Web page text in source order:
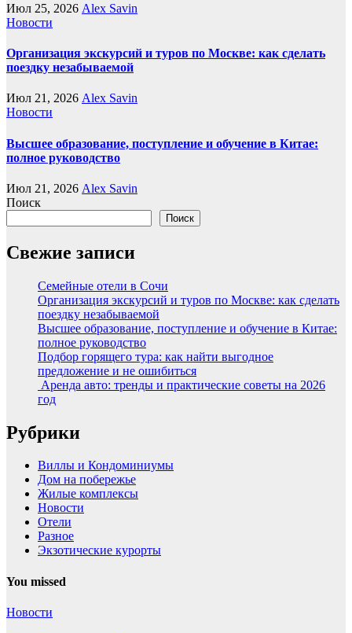
Июл 25, 2026 Alex Savin
Новости
Организация экскурсий и туров по Москве: как сделать
поездку незабываемой
Июл 21, 2026 Alex Savin
Новости
Высшее образование, поступление и обучение в Китае:
полное руководство
Июл 21, 2026 Alex Savin
Поиск
Поиск
Свежие записи
Семейные отели в Сочи
Организация экскурсий и туров по Москве: как сделать
поездку незабываемой
Высшее образование, поступление и обучение в Китае:
полное руководство
Подбор горящего тура: как найти выгодное
предложение и не ошибиться
Аренда авто: тренды и практические советы на 2026
год
Рубрики
Виллы и Кондоминиумы
Дом на побережье
Жилые комплексы
Новости
Отели
Разное
Экзотические курорты
You missed
Новости